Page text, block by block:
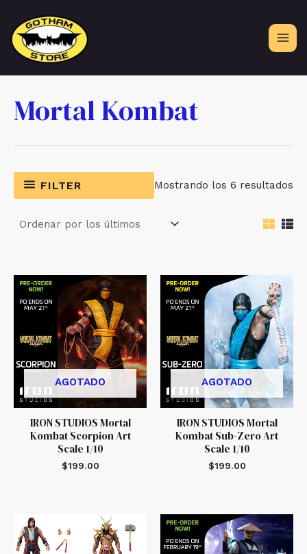
contenido
Mortal Kombat
FILTER Mostrando los 6 resultados
AGOTADO
IRON STUDIOS Mortal
Kombat Scorpion Art
Scale 1/10
$199.00
AGOTADO
IRON STUDIOS Mortal
Kombat Sub-Zero Art
Scale 1/10
$199.00